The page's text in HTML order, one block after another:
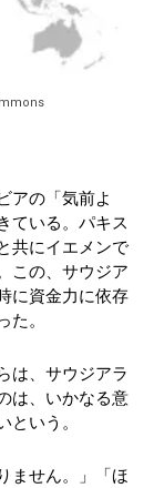
アの「気前よ
ている。パキス
共にイエメンで
この、サウジア
に資金力に依存
。
は、サウジアラ
は、いかなる意
いう。
ません。」「ほ